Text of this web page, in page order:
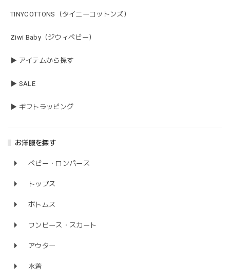
TINYCOTTONS（タイニーコットンズ）
Ziwi Baby（ジウィベビー）
▶ アイテムから探す
▶ SALE
▶ ギフトラッピング
お洋服を探す
ベビー・ロンパース
トップス
ボトムス
ワンピース・スカート
アウター
水着